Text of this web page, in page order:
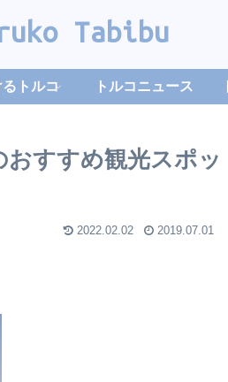
Tabibu
るトルコ トルコニュース
すすめ観光スポッ
2022.02.02 2019.07.01